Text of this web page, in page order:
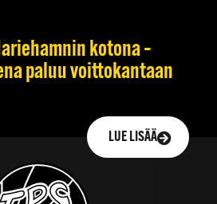
kotona –
paluu voittokantaan
LUE LISÄÄ